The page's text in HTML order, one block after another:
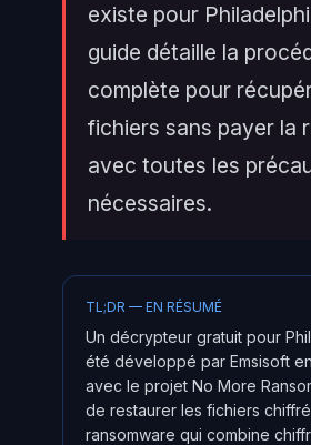
existe pour
guide détaille la
complète pour
fichiers sans payer la
avec toutes les
nécessaires.
TL;DR — EN RÉSUMÉ
Un décrypteur gratuit pour
été développé par Emsisoft
avec le projet No More
de restaurer les fichiers
ransomware qui combine